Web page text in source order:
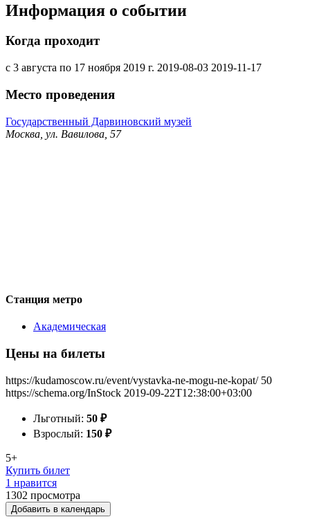
Информация о событии
Когда проходит
с 3 августа по 17 ноября 2019 г. 2019-08-03 2019-11-17
Место проведения
Государственный Дарвиновский музей
Москва, ул. Вавилова, 57
Станция метро
Академическая
Цены на билеты
https://kudamoscow.ru/event/vystavka-ne-mogu-ne-kopat/ 50
https://schema.org/InStock 2019-09-22T12:38:00+03:00
Льготный: 50 ₽
Взрослый: 150 ₽
5+
Купить билет
1 нравится
1302 просмотра
Добавить в календарь